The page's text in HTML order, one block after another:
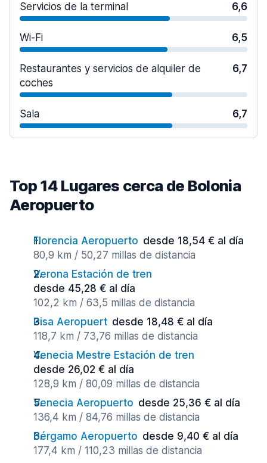
Servicios de la terminal 6,6
Wi-Fi 6,5
Restaurantes y servicios de alquiler de
coches
6,7
Sala 6,7
Top 14 Lugares cerca de Bolonia
Aeropuerto
Florencia Aeropuerto desde 18,54 € al día
80,9 km / 50,27 millas de distancia
Verona Estación de tren
desde 45,28 € al día
102,2 km / 63,5 millas de distancia
Pisa Aeropuert desde 18,48 € al día
118,7 km / 73,76 millas de distancia
Venecia Mestre Estación de tren
desde 26,02 € al día
128,9 km / 80,09 millas de distancia
Venecia Aeropuerto desde 25,36 € al día
136,4 km / 84,76 millas de distancia
Bérgamo Aeropuerto desde 9,40 € al día
177,4 km / 110,23 millas de distancia